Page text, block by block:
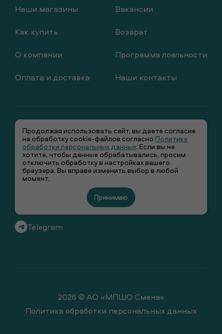
Наши магазины
Как купить
О компании
Оплата и доставка
Вакансии
Возврат
Программа лояльности
Наши контакты
+7 (495) 66-00-106
info@smenawear.ru
Telegram
2026 © АО «МПШО Смена»
Политика обработки персональных данных
Продолжая использовать сайт, вы даете согласие
на обработку cookie-файлов согласно Политике
обработки персональных данных. Если вы не
хотите, чтобы данные обрабатывались, просим
отключить обработку в настройках вашего
браузера. Вы вправе изменить выбор в любой
момент.
Принимаю